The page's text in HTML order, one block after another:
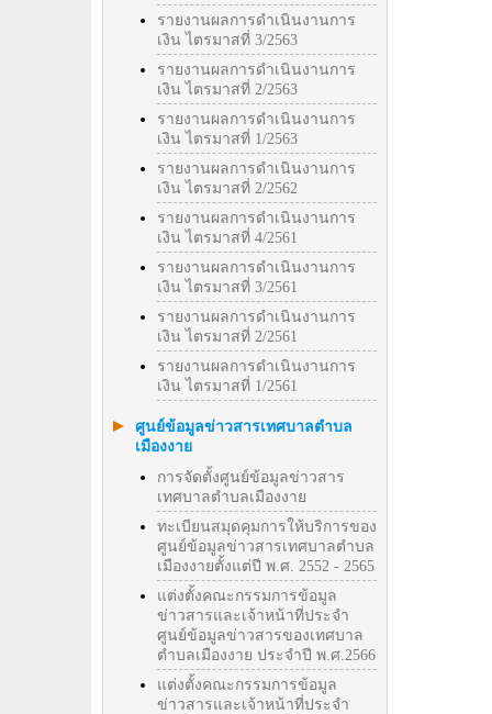
รายงานผลการดำเนินงานการ
เงิน ไตรมาสที่ 3/2563
รายงานผลการดำเนินงานการ
เงิน ไตรมาสที่ 2/2563
รายงานผลการดำเนินงานการ
เงิน ไตรมาสที่ 1/2563
รายงานผลการดำเนินงานการ
เงิน ไตรมาสที่ 2/2562
รายงานผลการดำเนินงานการ
เงิน ไตรมาสที่ 4/2561
รายงานผลการดำเนินงานการ
เงิน ไตรมาสที่ 3/2561
รายงานผลการดำเนินงานการ
เงิน ไตรมาสที่ 2/2561
รายงานผลการดำเนินงานการ
เงิน ไตรมาสที่ 1/2561
ศูนย์ข้อมูลข่าวสารเทศบาลตำบล
เมืองงาย
การจัดตั้งศูนย์ข้อมูลข่าวสาร
เทศบาลตำบลเมืองงาย
ทะเบียนสมุดคุมการให้บริการของ
ศูนย์ข้อมูลข่าวสารเทศบาลตำบล
เมืองงายตั้งแต่ปี พ.ศ. 2552 - 2565
แต่งตั้งคณะกรรมการข้อมูล
ข่าวสารและเจ้าหน้าที่ประจำ
ศูนย์ข้อมูลข่าวสารของเทศบาล
ตำบลเมืองงาย ประจำปี พ.ศ.2566
แต่งตั้งคณะกรรมการข้อมูล
ข่าวสารและเจ้าหน้าที่ประจำ